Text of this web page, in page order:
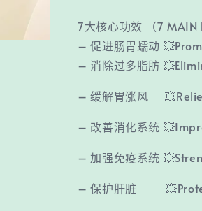
7大核心功效 （7 MAIN
– 促进肠胃蠕动
– 消除过多脂肪
– 缓解胃涨风
– 改善消化系统
– 加强免疫系统
– 保护肝脏